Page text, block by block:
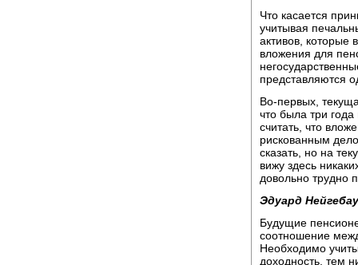
Что касается
учитывая
активов, которые
вложения для
представляются
Во-первых,
что была три
считать, что
рискованным
сказать, но на
вижу здесь
довольно трудно
Эдуард
Будущие
соотношение
Необходимо
доходность, тем